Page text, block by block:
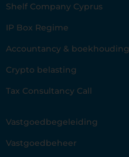
Shelf Company Cyprus
IP Box Regime
Accountancy & boekhouding
Crypto belasting
Tax Consultancy Call
Vastgoedbegeleiding
Vastgoedbeheer